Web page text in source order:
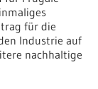
für die
Industrie auf
nachhaltige